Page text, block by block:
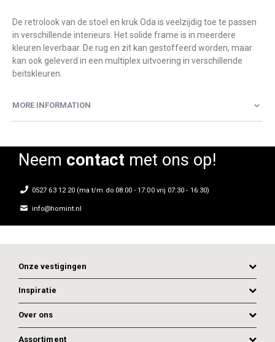
De retrolook van de stoel en kruk Oda is veelzijdig toe te passen
in verschillende interieurs. Het solide frame is in meerdere
kleuren leverbaar. De rug en zit kan gestoffeerd worden, maar
kan ook geleverd in een multiplex uitvoering in verschillende
beitskleuren.
MORE INFORMATION
Neem contactmet ons op!
0527 63 12 20 (ma t/m do 08:00 - 17:00 vrij 07:30 - 16:30)
info@homint.nl
Onze vestigingen
Inspiratie
Over ons
Assortiment